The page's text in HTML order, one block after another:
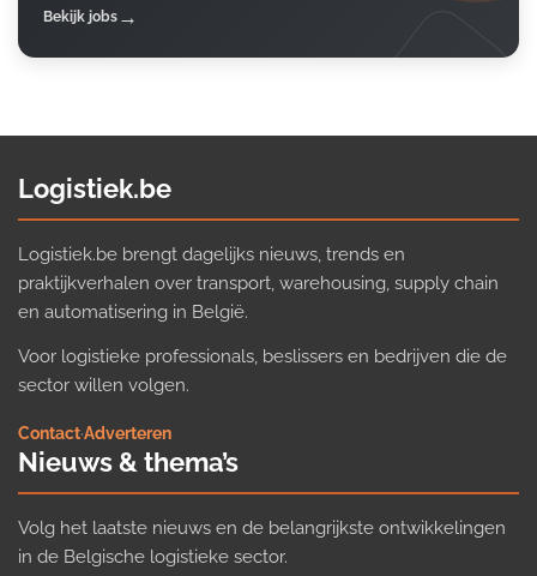
Bekijk jobs
Logistiek.be
Logistiek.be brengt dagelijks nieuws, trends en
praktijkverhalen over transport, warehousing, supply chain
en automatisering in België.
Voor logistieke professionals, beslissers en bedrijven die de
sector willen volgen.
Contact·Adverteren
Nieuws & thema’s
Volg het laatste nieuws en de belangrijkste ontwikkelingen
in de Belgische logistieke sector.